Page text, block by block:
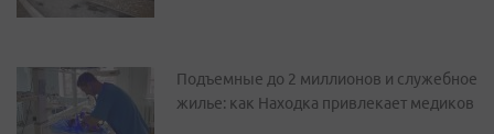
Подъемные до 2 миллионов и служебное
жилье: как Находка привлекает медиков